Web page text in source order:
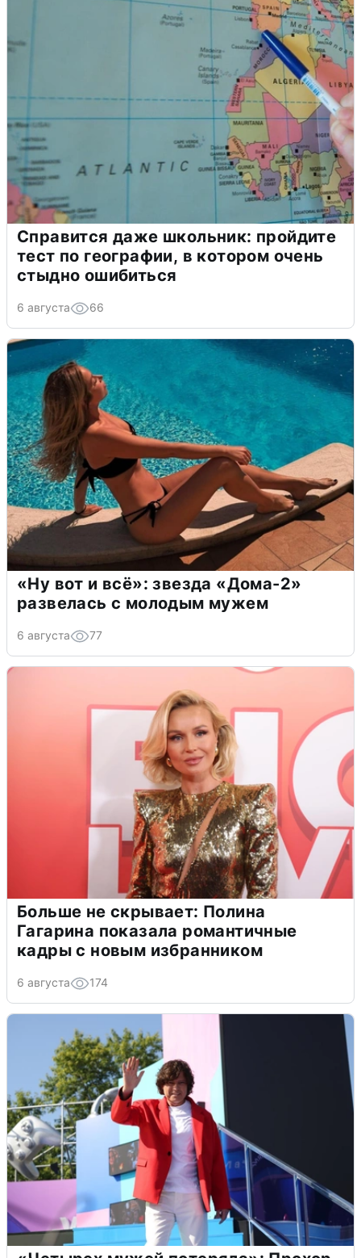
Справится даже школьник: пройдите
тест по географии, в котором очень
стыдно ошибиться
6 августа 66
«Ну вот и всё»: звезда «Дома-2»
развелась с молодым мужем
6 августа 77
Больше не скрывает: Полина
Гагарина показала романтичные
кадры с новым избранником
6 августа 174